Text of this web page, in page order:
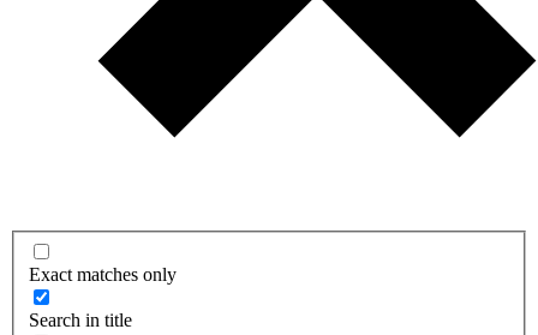
Exact matches only
Search in title